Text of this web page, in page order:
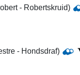
- Robertskruid)
- Hondsdraf)